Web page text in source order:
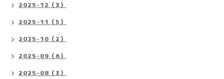
2025-12（3）
2025-11（5）
2025-10（2）
2025-09（6）
2025-08（3）